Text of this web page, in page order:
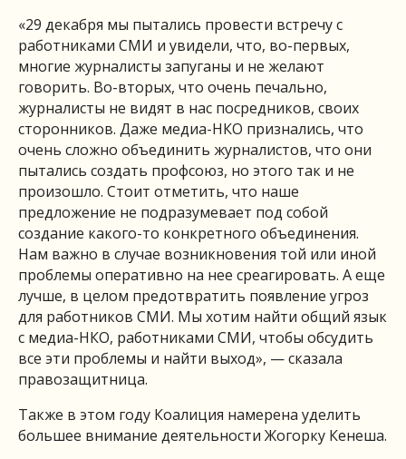
«29 декабря мы пытались провести встречу с
работниками СМИ и увидели, что, во-первых,
многие журналисты запуганы и не желают
говорить. Во-вторых, что очень печально,
журналисты не видят в нас посредников, своих
сторонников. Даже медиа-НКО признались, что
очень сложно объединить журналистов, что они
пытались создать профсоюз, но этого так и не
произошло. Стоит отметить, что наше
предложение не подразумевает под собой
создание какого-то конкретного объединения.
Нам важно в случае возникновения той или иной
проблемы оперативно на нее среагировать. А еще
лучше, в целом предотвратить появление угроз
для работников СМИ. Мы хотим найти общий язык
с медиа-НКО, работниками СМИ, чтобы обсудить
все эти проблемы и найти выход», — сказала
правозащитница.
Также в этом году Коалиция намерена уделить
большее внимание деятельности Жогорку Кенеша.